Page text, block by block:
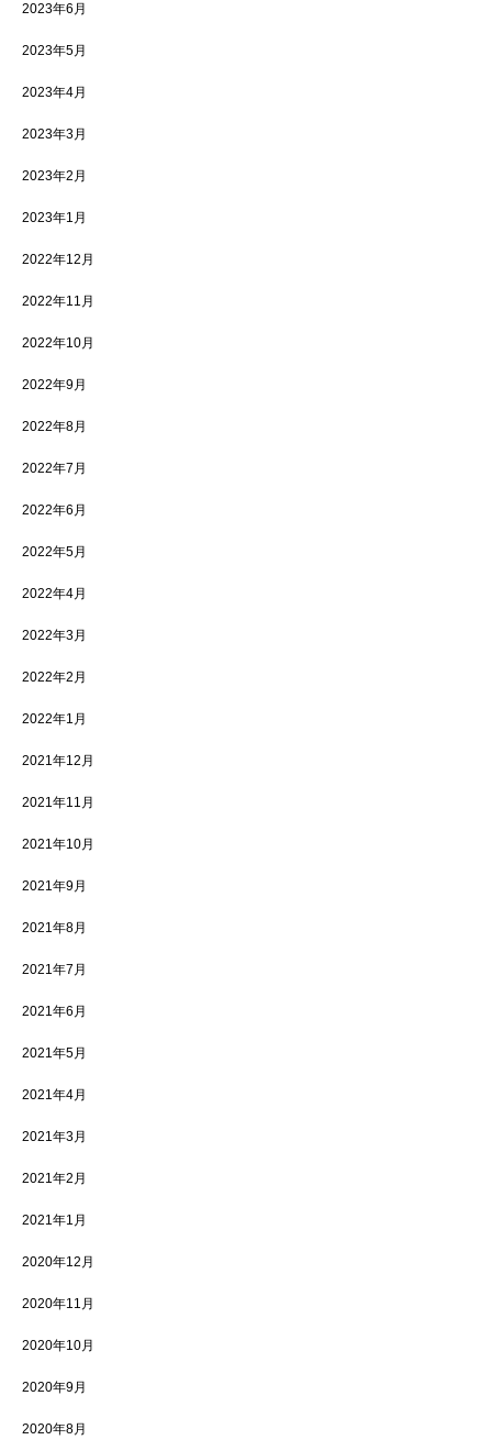
2023年6月
2023年5月
2023年4月
2023年3月
2023年2月
2023年1月
2022年12月
2022年11月
2022年10月
2022年9月
2022年8月
2022年7月
2022年6月
2022年5月
2022年4月
2022年3月
2022年2月
2022年1月
2021年12月
2021年11月
2021年10月
2021年9月
2021年8月
2021年7月
2021年6月
2021年5月
2021年4月
2021年3月
2021年2月
2021年1月
2020年12月
2020年11月
2020年10月
2020年9月
2020年8月